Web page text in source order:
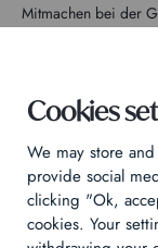
Mitmachen bei der
Datenschutzrichtlinie
Rechtliche Hinweise
Cookies
We may store
provide social
clicking "Ok,
cookies. Your